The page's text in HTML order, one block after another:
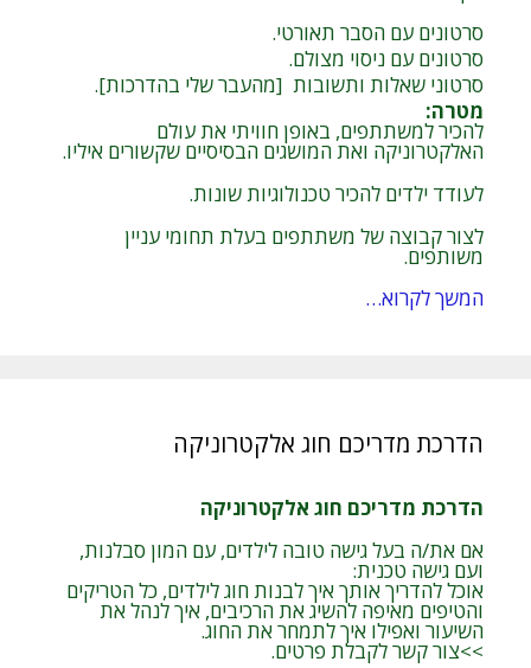
סרטונים עם הסבר תאורטי.
סרטונים עם ניסוי מצולם.
סרטוני שאלות ותשובות [מהעבר שלי בהדרכות].
מטרה:
להכיר למשתתפים, באופן חוויתי את עולם
האלקטרוניקה ואת המושגים הבסיסיים שקשורים איליו.
לעודד ילדים להכיר טכנולוגיות שונות.
לצור קבוצה של משתתפים בעלת תחומי עניין
משותפים.
המשך לקרוא…
הדרכת מדריכם חוג אלקטרוניקה
הדרכת מדריכם חוג אלקטרוניקה
אם את/ה בעל גישה טובה לילדים, עם המון סבלנות,
ועם גישה טכנית:
אוכל להדריך אותך איך לבנות חוג לילדים, כל הטריקים
והטיפים מאיפה להשיג את הרכיבים, איך לנהל את
השיעור ואפילו איך לתמחר את החוג.
>>צור קשר לקבלת פרטים.